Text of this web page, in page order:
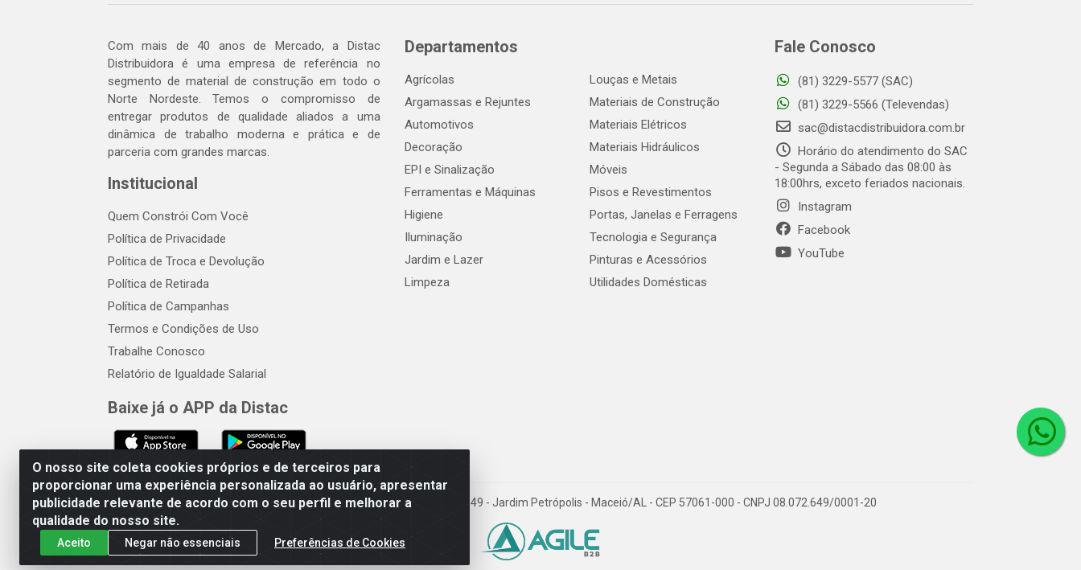
O nosso site coleta cookies próprios e de terceiros para
proporcionar uma experiência personalizada ao usuário, apresentar
publicidade relevante de acordo com o seu perfil e melhorar a
qualidade do nosso site.
Aceito Negar não essenciais Preferências de Cookies
Com mais de 40 anos de Mercado, a Distac
Distribuidora é uma empresa de referência no
segmento de material de construção em todo o
Norte Nordeste. Temos o compromisso de
entregar produtos de qualidade aliados a uma
dinâmica de trabalho moderna e prática e de
parceria com grandes marcas.
Institucional
Quem Constrói Com Você
Política de Privacidade
Política de Troca e Devolução
Política de Retirada
Política de Campanhas
Termos e Condições de Uso
Trabalhe Conosco
Relatório de Igualdade Salarial
Baixe já o APP da Distac
Departamentos
Agrícolas
Argamassas e Rejuntes
Automotivos
Decoração
EPI e Sinalização
Ferramentas e Máquinas
Higiene
Iluminação
Jardim e Lazer
Limpeza
Louças e Metais
Materiais de Construção
Materiais Elétricos
Materiais Hidráulicos
Móveis
Pisos e Revestimentos
Portas, Janelas e Ferragens
Tecnologia e Segurança
Pinturas e Acessórios
Utilidades Domésticas
Fale Conosco
(81) 3229-5577 (SAC)
(81) 3229-5566 (Televendas)
sac@distacdistribuidora.com.br
Horário do atendimento do SAC
- Segunda a Sábado das 08:00 às
18:00hrs, exceto feriados nacionais.
Instagram
Facebook
YouTube
Distac Distribuidora - Av. Durval de Góes Monteiro, 7049 - Jardim Petrópolis - Maceió/AL - CEP 57061-000 - CNPJ 08.072.649/0001-20